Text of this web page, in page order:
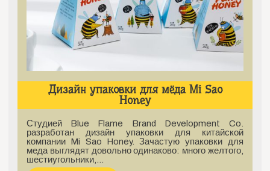
Дизайн упаковки для мёда Mi Sao
Honey
Студией Blue Flame Brand Development Co.
разработан дизайн упаковки для китайской
компании Mi Sao Honey. Зачастую упаковки для
меда выглядят довольно одинаково: много желтого,
шестиугольники,…